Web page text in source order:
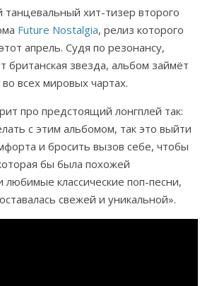
хит-тизер второго
Future Nostalgia, релиз которого
апрель. Судя по резонансу,
британская звезда, альбом займёт
всех мировых чартах.
про предстоящий лонгплей так:
с этим альбомом, так это выйти
и бросить вызов себе, чтобы
бы была похожей
классические поп-песни,
свежей и уникальной».